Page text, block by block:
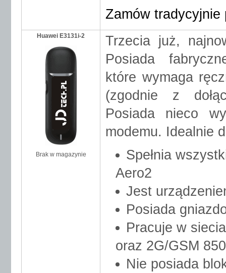
Zamów tradycyjnie
Huawei E3131i-2
Brak w magazynie
Trzecia już,
Posiada
które wymaga
(zgodnie z
Posiada nieco
modemu. Idealnie
Spełnia
Aero2
Jest
Posiada
Pracuje w
oraz 2G/GSM
Nie posiada